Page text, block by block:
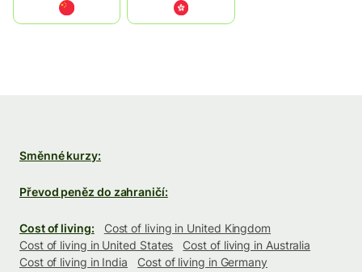
中國香港特別行政區
Směnné kurzy:
Převod peněz do zahraničí:
Cost of living:
Cost of living in United Kingdom
Cost of living in United States
Cost of living in Australia
Cost of living in India
Cost of living in Germany